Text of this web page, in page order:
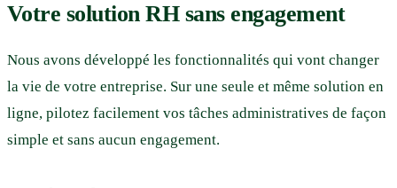
Votre solution RH sans engagement
Nous avons développé les fonctionnalités qui vont changer
la vie de votre entreprise. Sur une seule et même solution en
ligne, pilotez facilement vos tâches administratives de façon
simple et sans aucun engagement.